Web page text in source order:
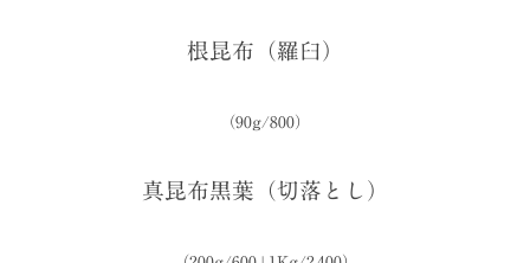
根昆布（羅臼）
（90g/800）
真昆布黒葉（切落とし）